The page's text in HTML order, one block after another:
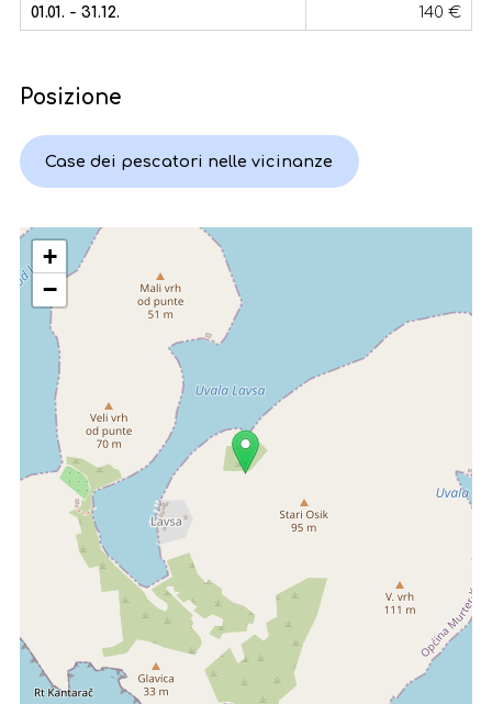
01.01. - 31.12. 140 €
Posizione
Case dei pescatori nelle vicinanze
+
−